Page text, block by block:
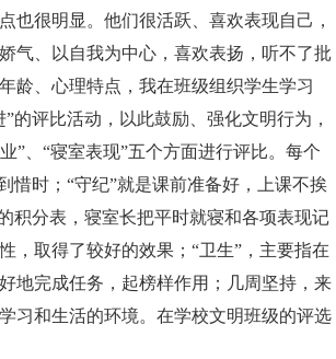
也很明显。他们很活跃、喜欢表现自己，
气、以自我为中心，喜欢表扬，听不了批
龄、心理特点，我在班级组织学生学习
的评比活动，以此鼓励、强化文明行为，
”、“寝室表现”五个方面进行评比。每个
惜时；“守纪”就是课前准备好，上课不挨
积分表，寝室长把平时就寝和各项表现记
，取得了较好的效果；“卫生”，主要指在
地完成任务，起榜样作用；几周坚持，来
习和生活的环境。在学校文明班级的评选